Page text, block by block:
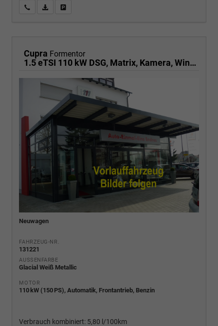
Wir rufen Sie anPDF-Fahrzeugexposé drucken
Cupra Formentor
1.5 eTSI 110 kW DSG, Matrix, Kamera, Winter, el. Klappe, 5 J.-Garantie
Neuwagen
FAHRZEUG-NR.
131221
AUSSENFARBE
Glacial Weiß Metallic
MOTOR
110 kW (150 PS), Automatik, Frontantrieb, Benzin
Verbrauch kombiniert: 5,80 l/100km